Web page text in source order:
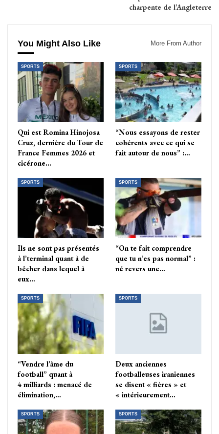
charpente de l’Angleterre
You Might Also Like More From Author
SPORTS
Qui est Romina Hinojosa
Cruz, dernière du Tour de
France Femmes 2026 et
cicérone…
SPORTS
“Nous essayons de rester
cohérents avec ce qui se
fait autour de nous” :…
SPORTS
Ils ne sont pas présentés
à l’terminal quant à de
bêcher dans lequel à
eux…
SPORTS
“On te fait comprendre
que tu n’es pas normal” :
né revers une…
SPORTS
“Vendre l’âme du
football” quant à
4 milliards : menacé de
élimination,…
SPORTS
Deux anciennes
footballeuses iraniennes
se disent « fières » et
« intérieurement…
SPORTS SPORTS